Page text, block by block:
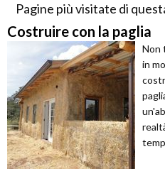
Pagine più visitate di
Costruire con la paglia
Non
in